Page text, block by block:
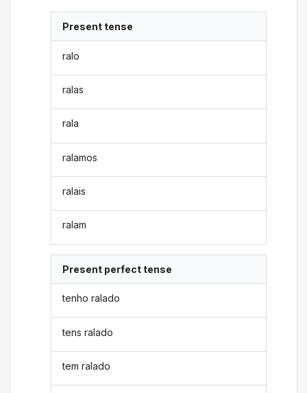
Present tense
ralo
ralas
rala
ralamos
ralais
ralam
Present perfect tense
tenho ralado
tens ralado
tem ralado